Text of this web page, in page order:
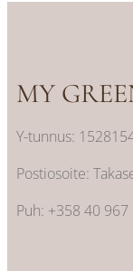
MY
Y-tunnus:
Postiosoite:
Puh: +358 40